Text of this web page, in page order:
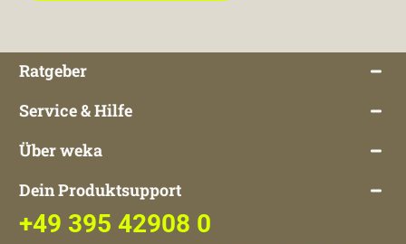
Ratgeber
Service & Hilfe
Über weka
Dein Produktsupport
+49 395 42908 0